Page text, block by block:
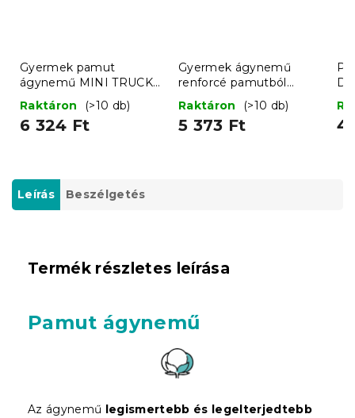
Gyermek pamut
ágynemű MINI TRUCKS
TALES kék, 100% pamut
Raktáron (>10 db)
6 324 Ft
Gyermek ágynemű
renforcé pamutból
LITTLE SAFARI színes
Raktáron (>10 db)
5 373 Ft 4
Leírás Beszélgetés
Termék részletes leírása
Pamut ágynemű
Az ágynemű legismertebb és legelterjedtebb